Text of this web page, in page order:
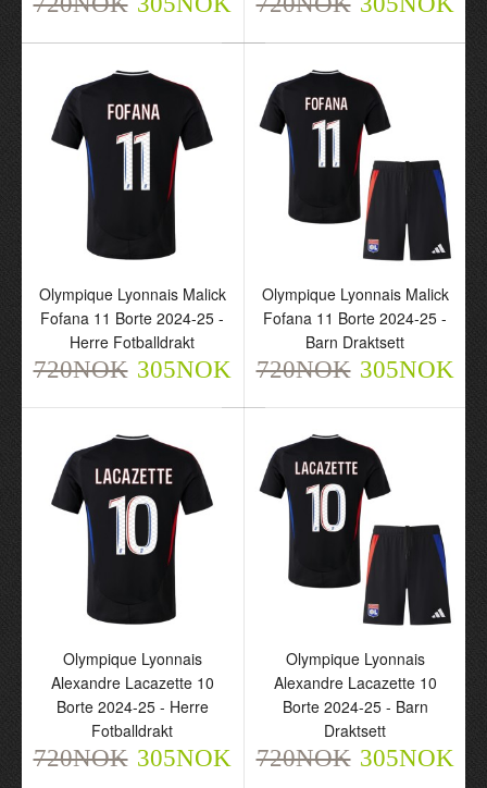
Olympique Lyonnais
Borte 2024-25 - Barn
Draktsett
720NOK 305NOK
Olympique Lyonnais Said
Benrahma 17 Borte
2024-25 - Herre
Fotballdrakt
720NOK 305NOK
Olympique Lyonnais
Rayan Cherki 18 Borte
2024-25 - Herre
Fotballdrakt
720NOK
Olympique Lyonnais
Maxence Caqueret 6
Borte 2024-25 - Herre
Fotballdrakt
720NOK 305NOK
Olympique Lyonnais Malick
Fofana 11 Borte 2024-25 -
Herre Fotballdrakt
720NOK 305NOK
Olympique Lyonnais Malick
Fofana 11 Borte 2024-25 -
Barn Draktsett
720NOK 305NOK
Olympique Lyonnais
Alexandre Lacazette 10
Borte 2024-25 - Herre
Fotballdrakt
720NOK 305NOK
Olympique Lyonnais
Alexandre Lacazette 10
Borte 2024-25 - Barn
Draktsett
720NOK 305NOK